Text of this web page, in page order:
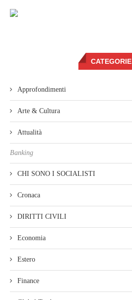
CATEGORIE
Approfondimenti
Arte & Cultura
Attualità
Banking
CHI SONO I SOCIALISTI
Cronaca
DIRITTI CIVILI
Economia
Estero
Finance